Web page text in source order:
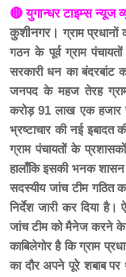
🔴 युगान्धर टाइम्स न्यूज
कुशीनगर। ग्राम प्रधानों
गठन के पूर्व ग्राम
सरकारी धन का
जनपद के महज तेरह ग्राम
करोड़ 91 लाख एक हजार
भ्रष्टाचार की नई
ग्राम पंचायतों के
हालाँकि इसकी भनक
सदस्यीय जांच टीम गठित
निर्देश जारी कर दिया
जांच टीम को मैनेज करने
काबिलेगोर है कि ग्राम
का दौर अपने पूरे शबाब